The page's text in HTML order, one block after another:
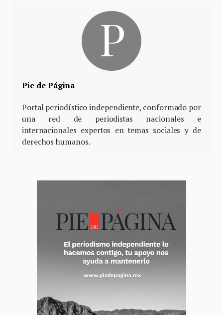
Pie de Página
Portal periodístico independiente, conformado por
una red de periodistas nacionales e
internacionales expertos en temas sociales y de
derechos humanos.